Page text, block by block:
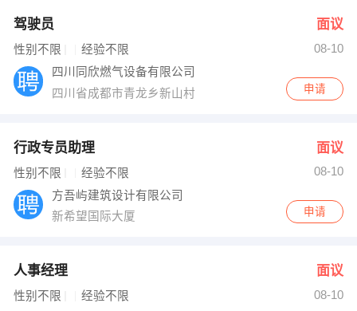
出纳
编辑
跟单
其他职位
驾驶员 面议
性别不限 经验不限
08-10
四川同欣燃气设备有限公司
四川省成都市青龙乡新山村
申请
行政专员助理 面议
性别不限 经验不限
08-10
方吾屿建筑设计有限公司
新希望国际大厦
申请
人事经理 面议
性别不限 经验不限
08-10